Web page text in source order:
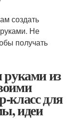
создать
Не
получать
руками из
класс для
идеи